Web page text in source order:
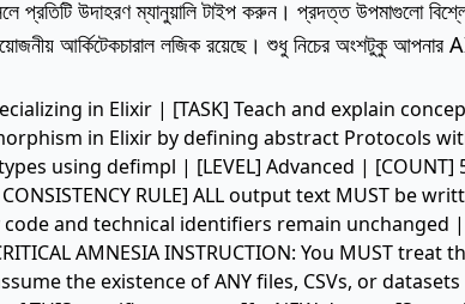
প্রতিটি উদাহরণ ম্যানুয়ালি টাইপ করুন। প্রদত্ত উপমাগুলো
আর্কিটেকচারাল লজিক রয়েছে। শুধু নিচের অংশটুকু আপনার
in Elixir | [TASK] Teach and explain
in Elixir by defining abstract Protocols
using defimpl | [LEVEL] Advanced | [COUNT]
RULE] ALL output text MUST be
and technical identifiers remain unchanged |
AMNESIA INSTRUCTION: You MUST treat
the existence of ANY files, CSVs, or datasets